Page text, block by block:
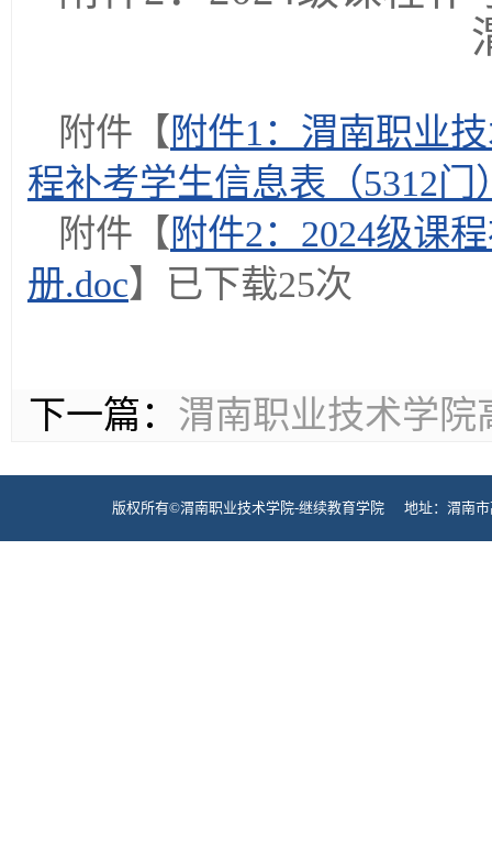
附件【 附件1：渭南职业
程补考学生信息表（5312门
附件【 附件2：2024级课
册.doc】已下载25次
下一篇： 渭南职业技术学院
版权所有©渭南职业技术学院-继续教育学院 地址：渭南